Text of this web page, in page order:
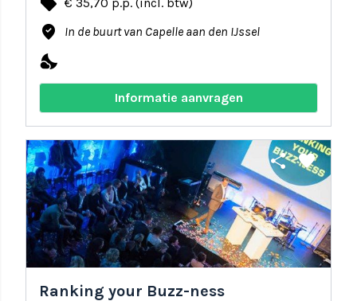
where_to_vote In de buurt van Capelle aan den IJssel
nights_stay
Informatie aanvragen
share favorite
Ranking your Buzz-ness